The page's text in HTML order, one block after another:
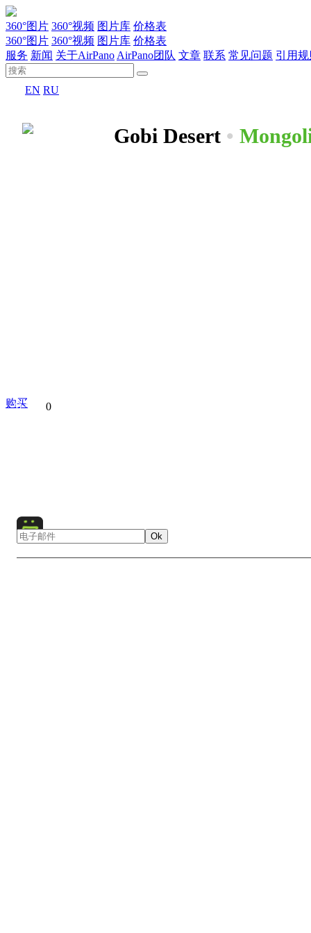
360°图片 360°视频 图片库 价格表
360°图片 360°视频 图片库 价格表
服务 新闻 关于AirPano AirPano团队 文章 联系 常见问题 引用
EN RU
Gobi Desert •
分享到 0
购买
Ok